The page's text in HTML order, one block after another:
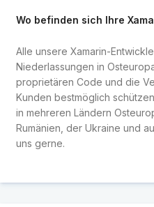
Wo befinden sich Ihre
Alle unsere Xamarin-
Niederlassungen in
proprietären Code und die
Kunden bestmöglich
in mehreren Ländern
Rumänien, der Ukraine und
uns gerne.